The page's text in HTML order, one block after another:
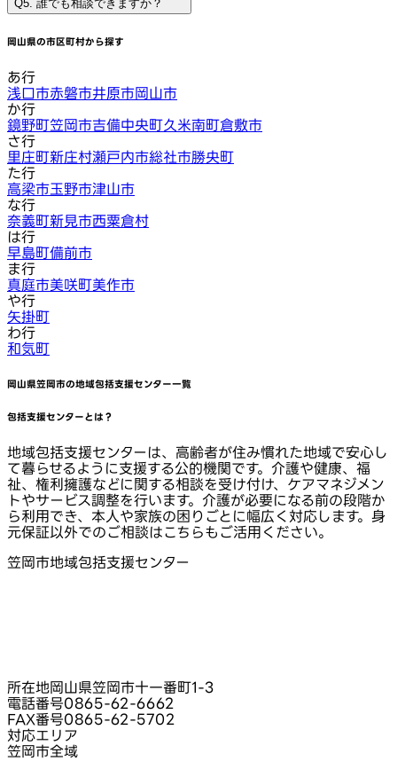
Q5. 誰でも相談できますか？
岡山県の市区町村から探す
あ行
浅口市赤磐市井原市岡山市
か行
鏡野町笠岡市吉備中央町久米南町倉敷市
さ行
里庄町新庄村瀬戸内市総社市勝央町
た行
高梁市玉野市津山市
な行
奈義町新見市西粟倉村
は行
早島町備前市
ま行
真庭市美咲町美作市
や行
矢掛町
わ行
和気町
岡山県笠岡市の地域包括支援センター一覧
包括支援センターとは？
地域包括支援センターは、高齢者が住み慣れた地域で安心し
て暮らせるように支援する公的機関です。介護や健康、福
祉、権利擁護などに関する相談を受け付け、ケアマネジメン
トやサービス調整を行います。介護が必要になる前の段階か
ら利用でき、本人や家族の困りごとに幅広く対応します。身
元保証以外でのご相談はこちらもご活用ください。
笠岡市地域包括支援センター
所在地岡山県笠岡市十一番町1‑3
電話番号0865-62-6662
FAX番号0865-62-5702
対応エリア
笠岡市全域